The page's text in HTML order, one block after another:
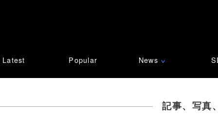
Latest Popular News ∨
記事、写真